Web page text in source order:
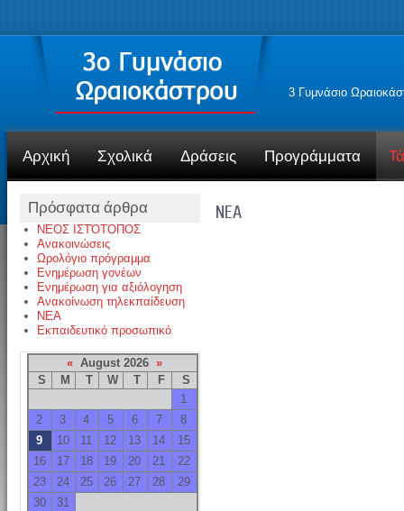
3 Γυμνάσιο
Αρχική Σχολικά Δράσεις Προγράμματα
Πρόσφατα άρθρα
ΝΕΟΣ ΙΣΤΌΤΟΠΟΣ
Ανακοινώσεις
Ωρολόγιο πρόγραμμα
Ενημέρωση γονέων
Ενημέρωση για αξιόλογηση
Ανακοίνωση τηλεκπαίδευση
NEA
Εκπαιδευτικό προσωπικό
« August 2026»
S
M T W T F
S
1
2
3 4 5 6 7
8
9
10 11 12 13 14
15
16
17 18 19 20 21
22
23
24 25 26 27 28
29
30
31
NEA